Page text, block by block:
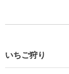
いちご狩り